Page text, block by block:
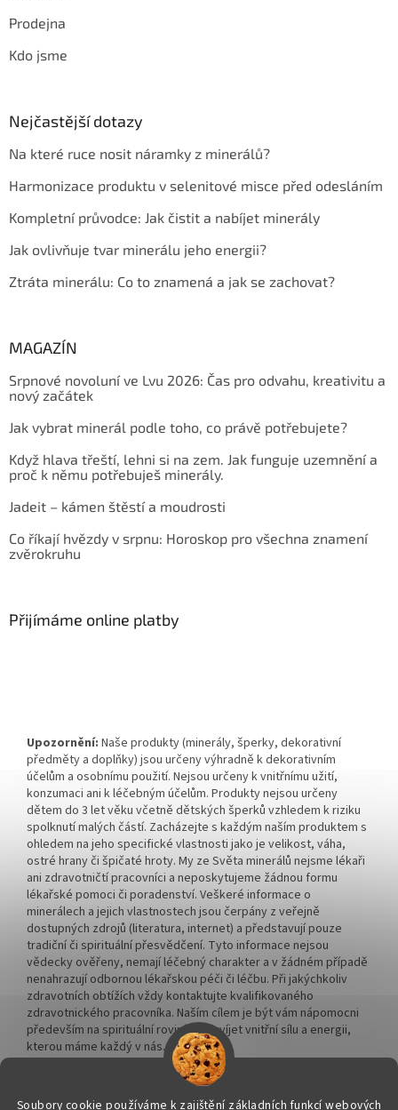
Soubory cookie používáme k zajištění základních funkcí webových
Prodejna
Kdo jsme
Nejčastější dotazy
Na které ruce nosit náramky z minerálů?
Harmonizace produktu v selenitové misce před odesláním
Kompletní průvodce: Jak čistit a nabíjet minerály
Jak ovlivňuje tvar minerálu jeho energii?
Ztráta minerálu: Co to znamená a jak se zachovat?
MAGAZÍN
Srpnové novoluní ve Lvu 2026: Čas pro odvahu, kreativitu a
nový začátek
Jak vybrat minerál podle toho, co právě potřebujete?
Když hlava třeští, lehni si na zem. Jak funguje uzemnění a
proč k němu potřebuješ minerály.
Jadeit – kámen štěstí a moudrosti
Co říkají hvězdy v srpnu: Horoskop pro všechna znamení
zvěrokruhu
Přijímáme online platby
Upozornění: Naše produkty (minerály, šperky, dekorativní
předměty a doplňky) jsou určeny výhradně k dekorativním
účelům a osobnímu použití. Nejsou určeny k vnitřnímu užití,
konzumaci ani k léčebným účelům. Produkty nejsou určeny
dětem do 3 let věku včetně dětských šperků vzhledem k riziku
spolknutí malých částí. Zacházejte s každým naším produktem s
ohledem na jeho specifické vlastnosti jako je velikost, váha,
ostré hrany či špičaté hroty. My ze Světa minerálů nejsme lékaři
ani zdravotničtí pracovníci a neposkytujeme žádnou formu
lékařské pomoci či poradenství. Veškeré informace o
minerálech a jejich vlastnostech jsou čerpány z veřejně
dostupných zdrojů (literatura, internet) a představují pouze
tradiční či spirituální přesvědčení. Tyto informace nejsou
vědecky ověřeny, nemají léčebný charakter a v žádném případě
nenahrazují odbornou lékařskou péči či léčbu. Při jakýchkoliv
zdravotních obtížích vždy kontaktujte kvalifikovaného
zdravotnického pracovníka. Naším cílem je být vám nápomocni
především na spirituální rovině a rozvíjet vnitřní sílu a energii,
kterou máme každý v nás.